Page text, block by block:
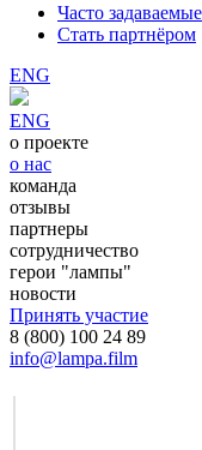
Часто
Стать партнёром
ENG
ENG
о проекте
о нас
команда
отзывы
партнеры
сотрудничество
герои "лампы"
новости
Принять участие
8 (800) 100 24 89
info@lampa.film